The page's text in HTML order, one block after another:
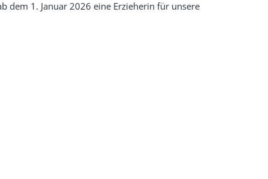
dem 1. Januar 2026 eine Erzieherin für unsere